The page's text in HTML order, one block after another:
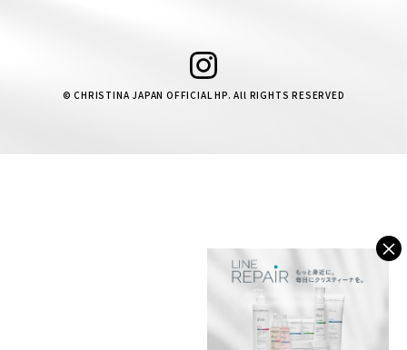
×
© CHRISTINA JAPAN OFFICIAL HP. All RIGHTS RESERVED